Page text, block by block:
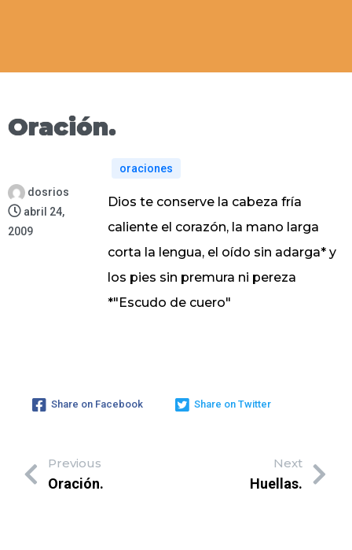
Oración.
dosrios
abril 24,
2009
oraciones
Dios te conserve la cabeza fría
caliente el corazón, la mano larga
corta la lengua, el oído sin adarga* y
los pies sin premura ni pereza
*"Escudo de cuero"
Share on Facebook Share on Twitter
Previous
Oración.
Next
Huellas.